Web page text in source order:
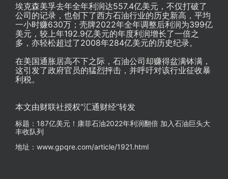
埃克森美孚去年全年利润达557.4亿美元，不仅打破了
公司的记录，也创下了西方石油行业的历史新高，平均
一小时赚630万；壳牌2022年全年调整后利润为399亿
美元，较上年192.9亿美元的年度利润增长了一倍之
多，亦轻松超过了2008年284亿美元的历史纪录。
在美国通胀居高不下之际，石油公司却赚得盆满钵满，
这引发了政府官员的猛烈抨击，并呼吁对该行业征收暴
利税。
本文由财联社授权“汇通财经”转发
标题：187亿美元！康菲石油2022年利润翻倍 加入石油巨头大
丰收队列
地址：www.gpqre.com/article/1921.html